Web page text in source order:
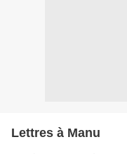
Lettres à Manu